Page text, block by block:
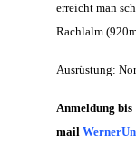
erreicht man
Rachlalm
Ausrüstung:
Anmeldung
mail